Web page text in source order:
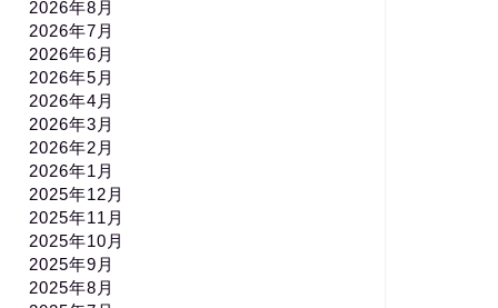
2026年8月
2026年7月
2026年6月
2026年5月
2026年4月
2026年3月
2026年2月
2026年1月
2025年12月
2025年11月
2025年10月
2025年9月
2025年8月